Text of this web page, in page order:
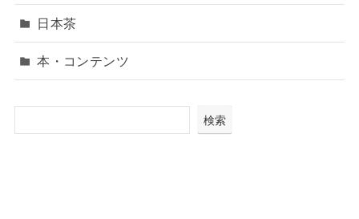
日本茶
本・コンテンツ
検索